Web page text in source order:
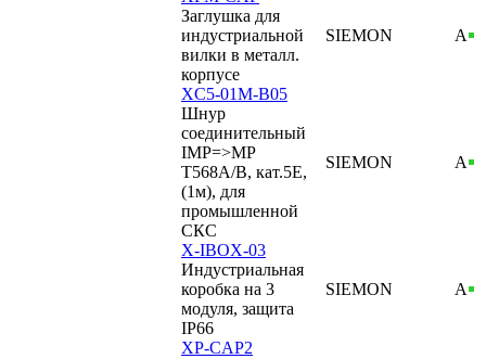
Заглушка для
индустриальной
вилки в металл.
корпусе
SIEMON А
XC5-01M-B05
Шнур
соединительный
IMP=>MP
T568A/B, кат.5E,
(1м), для
промышленной
СКС
SIEMON А
X-IBOX-03
Индустриальная
коробка на 3
модуля, защита
IP66
SIEMON А
XP-CAP2